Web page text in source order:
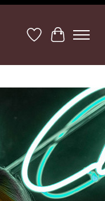
Lista de deseos
Cesta